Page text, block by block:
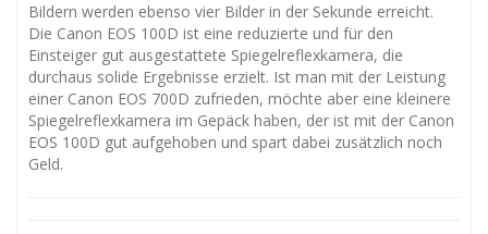
Bildern werden ebenso vier Bilder in der Sekunde erreicht.
Die Canon EOS 100D ist eine reduzierte und für den
Einsteiger gut ausgestattete Spiegelreflexkamera, die
durchaus solide Ergebnisse erzielt. Ist man mit der Leistung
einer Canon EOS 700D zufrieden, möchte aber eine kleinere
Spiegelreflexkamera im Gepäck haben, der ist mit der Canon
EOS 100D gut aufgehoben und spart dabei zusätzlich noch
Geld.